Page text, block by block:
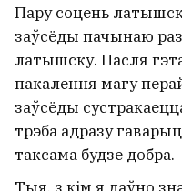
Пару соцень
заўсёды пачынаю
латышску. Пасля
пакалення магу
заўсёды
трэба адразу
таксама будзе добра.